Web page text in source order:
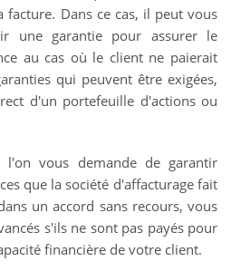
Dans ce cas, il peut vous
une garantie pour assurer le
au cas où le client ne paierait
qui peuvent être exigées,
d'un portefeuille d'actions ou
vous demande de garantir
que la société d'affacturage fait
un accord sans recours, vous
s'ils ne sont pas payés pour
financière de votre client.